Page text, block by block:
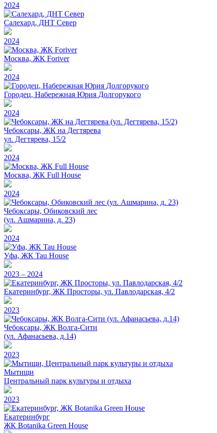
2024
Салехард, ДНТ Север
2024
Москва, ЖК Foriver
2024
Городец, Набережная Юрия Долгорукого
2024
Чебоксары, ЖК на Дегтярева
ул. Дегтярева, 15/2
2024
Москва, ЖК Full House
2024
Чебоксары, Обиковский лес
(ул. Ашмарина, д. 23)
2024
Уфа, ЖК Tau House
2023 – 2024
Екатеринбург, ЖК Просторы, ул. Павлодарская, 4/2
2023
Чебоксары, ЖК Волга-Сити
(ул. Афанасьева, д.14)
2023
Мытищи
Центральный парк культуры и отдыха
2023
Екатеринбург
ЖК Botanika Green House